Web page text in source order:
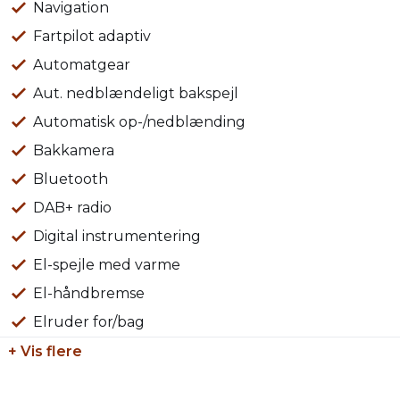
Øvrigt:
Åbningstider: Alle hverdage kl. 09.00 – 17.00 & søndag kl.
Navigation
Fartpilot adaptiv
Automatgear
Aut. nedblændeligt bakspejl
Automatisk op-/nedblænding
Bakkamera
Bluetooth
DAB+ radio
Digital instrumentering
El-spejle med varme
El-håndbremse
Elruder for/bag
+ Vis flere